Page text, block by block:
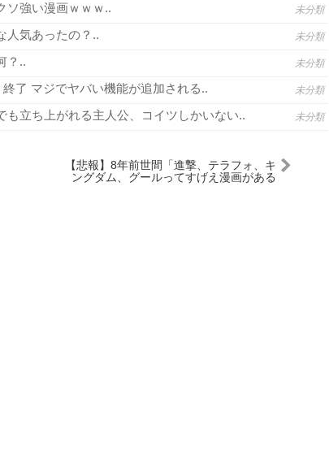
ソ強い漫画ｗｗｗ.. 未分類
人気あったの？.. 未分類
？.. 未分類
終了 マジでヤバい機能が追加される.. 未分類
も立ち上がれる主人公、コイツしかいない.. 未分類
【悲報】8年前世間「進撃、テラフォ、キ
ングダム、グールってすげえ漫画がある